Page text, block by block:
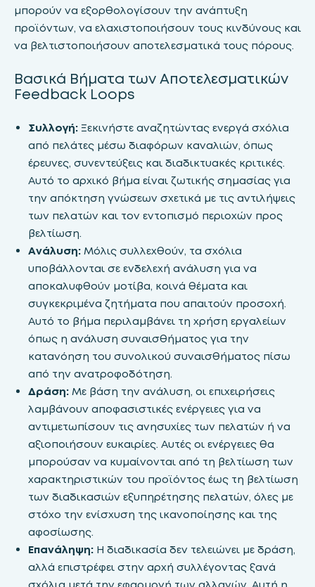
μπορούν να εξορθολογίσουν την ανάπτυξη
προϊόντων, να ελαχιστοποιήσουν τους κινδύνους και
να βελτιστοποιήσουν αποτελεσματικά τους πόρους.
Βασικά Βήματα των Αποτελεσματικών
Feedback Loops
Συλλογή: Ξεκινήστε αναζητώντας ενεργά σχόλια
από πελάτες μέσω διαφόρων καναλιών, όπως
έρευνες, συνεντεύξεις και διαδικτυακές κριτικές.
Αυτό το αρχικό βήμα είναι ζωτικής σημασίας για
την απόκτηση γνώσεων σχετικά με τις αντιλήψεις
των πελατών και τον εντοπισμό περιοχών προς
βελτίωση.
Ανάλυση: Μόλις συλλεχθούν, τα σχόλια
υποβάλλονται σε ενδελεχή ανάλυση για να
αποκαλυφθούν μοτίβα, κοινά θέματα και
συγκεκριμένα ζητήματα που απαιτούν προσοχή.
Αυτό το βήμα περιλαμβάνει τη χρήση εργαλείων
όπως η ανάλυση συναισθήματος για την
κατανόηση του συνολικού συναισθήματος πίσω
από την ανατροφοδότηση.
Δράση: Με βάση την ανάλυση, οι επιχειρήσεις
λαμβάνουν αποφασιστικές ενέργειες για να
αντιμετωπίσουν τις ανησυχίες των πελατών ή να
αξιοποιήσουν ευκαιρίες. Αυτές οι ενέργειες θα
μπορούσαν να κυμαίνονται από τη βελτίωση των
χαρακτηριστικών του προϊόντος έως τη βελτίωση
των διαδικασιών εξυπηρέτησης πελατών, όλες με
στόχο την ενίσχυση της ικανοποίησης και της
αφοσίωσης.
Επανάληψη: Η διαδικασία δεν τελειώνει με δράση,
αλλά επιστρέφει στην αρχή συλλέγοντας ξανά